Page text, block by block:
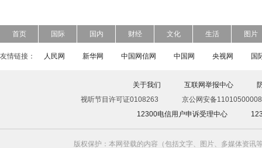
首页 国际 国内 财经 文化 生活 图片
友情链接： 人民网 新华网 中国网信网 中国网 央视网 国
关于我们 互联网举报中心
视听节目许可证0108263
京公网安备
12300电信用户申诉受理中心
版权保护：本网登载的内容（包括文字、图片、多媒体资